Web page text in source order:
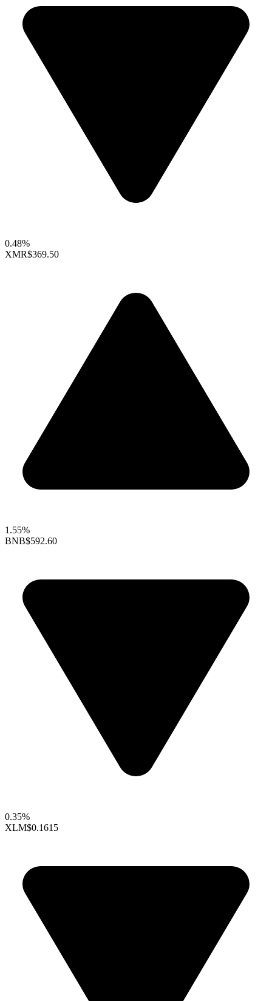
0.48%
XMR$369.50
1.55%
BNB$592.60
0.35%
XLM$0.1615